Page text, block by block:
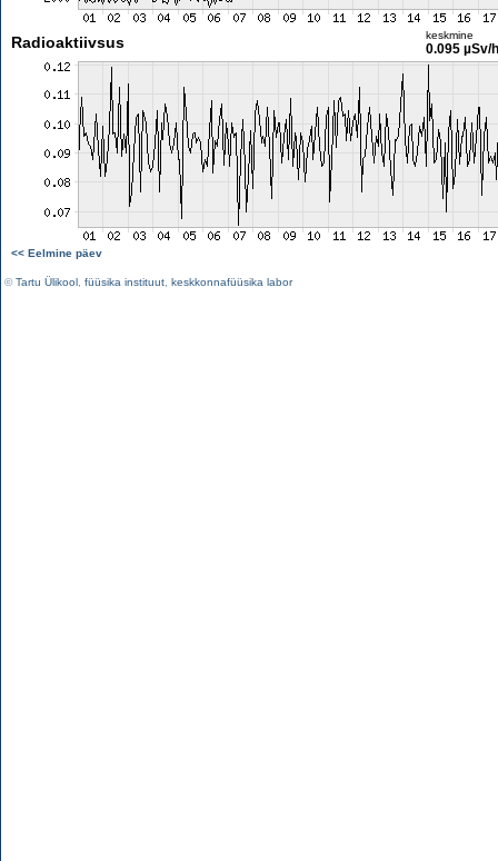
Radioaktiivsus keskmine
0.095 µSv/h
<< Eelmine päev
©Tartu Ülikool füüsika instituut keskkonnafüüsika labor